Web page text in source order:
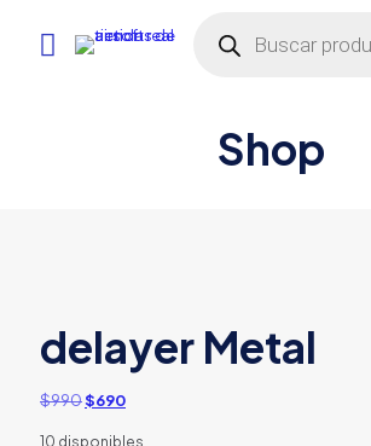
productos
Shop
delayer Metal
$990El
$690El
10 disponibles